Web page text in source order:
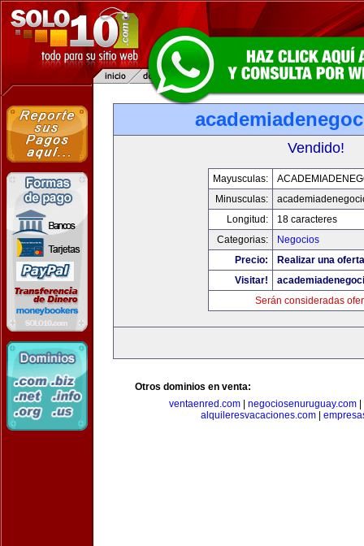
Vendido!
Mayusculas:
Minusculas:
Longitud:
18 caracteres
Categorias:
Negocios
Precio:
Realizar una
Visitar!
Serán consideradas
Otros dominios en venta:
ventaenred.com
negociosenuruguay.com
alquileresvacaciones.com|